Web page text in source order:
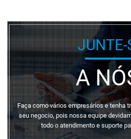
JUNTE-
A
Faça como vários empresários e tenha
seu negocio, pois nossa equipe
todo o atendimento e suporte